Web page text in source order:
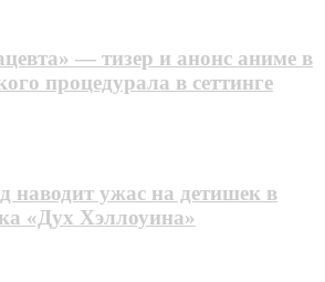
— тизер и анонс аниме в
процедурала в сеттинге
наводит ужас на детишек в
«Дух Хэллоуина»